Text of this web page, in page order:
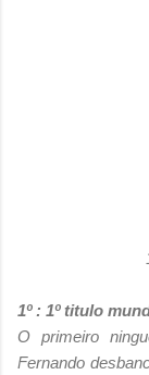
1º : 1º titulo
O primeiro
Fernando